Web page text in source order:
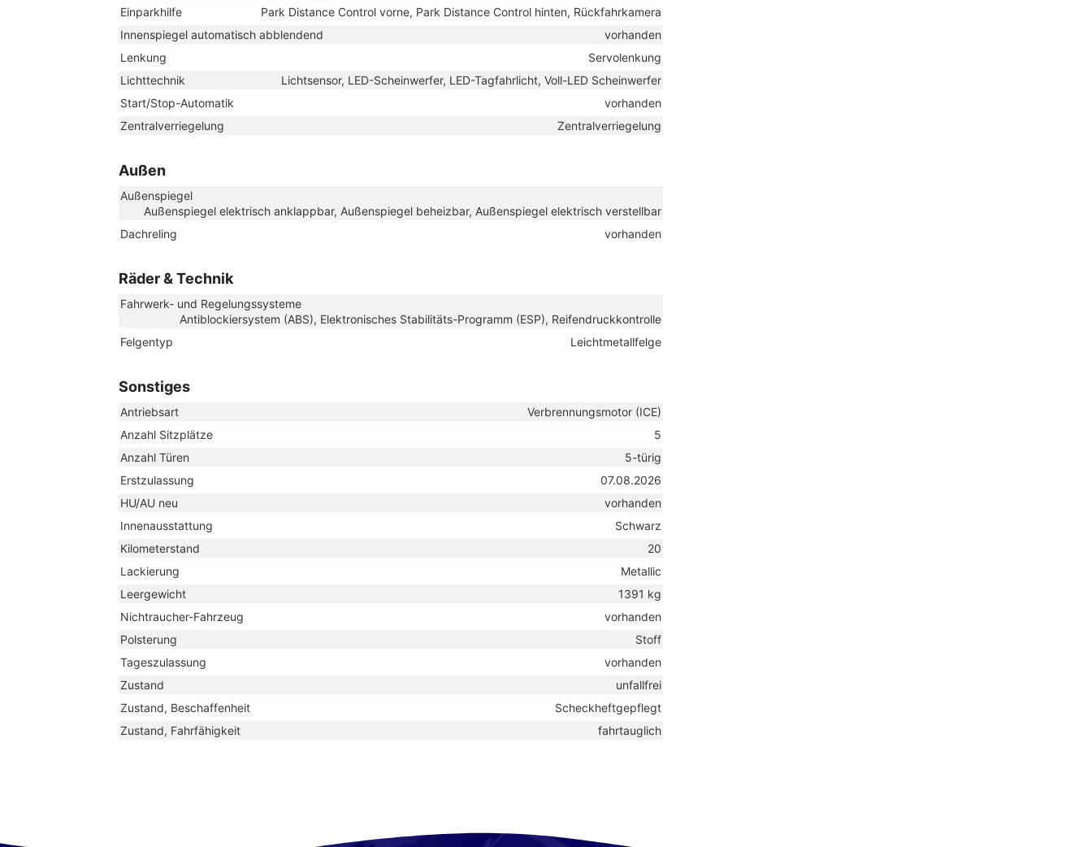
Einparkhilfe
Park Distance Control vorne, Park Distance Control hinten, Rückfahrkamera
Innenspiegel automatisch abblendend
vorhanden
Lenkung
Servolenkung
Lichttechnik
Lichtsensor, LED-Scheinwerfer, LED-Tagfahrlicht, Voll-LED Scheinwerfer
Start/Stop-Automatik
vorhanden
Zentralverriegelung
Zentralverriegelung
Außen
Außenspiegel
Außenspiegel elektrisch anklappbar, Außenspiegel beheizbar, Außenspiegel elektrisch verstellbar
Dachreling
vorhanden
Räder & Technik
Fahrwerk- und Regelungssysteme
Antiblockiersystem (ABS), Elektronisches Stabilitäts-Programm (ESP), Reifendruckkontrolle
Felgentyp
Leichtmetallfelge
Sonstiges
Antriebsart
Verbrennungsmotor (ICE)
Anzahl Sitzplätze
5
Anzahl Türen
5-türig
Erstzulassung
07.08.2026
HU/AU neu
vorhanden
Innenausstattung
Schwarz
Kilometerstand
20
Lackierung
Metallic
Leergewicht
1391 kg
Nichtraucher-Fahrzeug
vorhanden
Polsterung
Stoff
Tageszulassung
vorhanden
Zustand
unfallfrei
Zustand, Beschaffenheit
Scheckheftgepflegt
Zustand, Fahrfähigkeit
fahrtauglich